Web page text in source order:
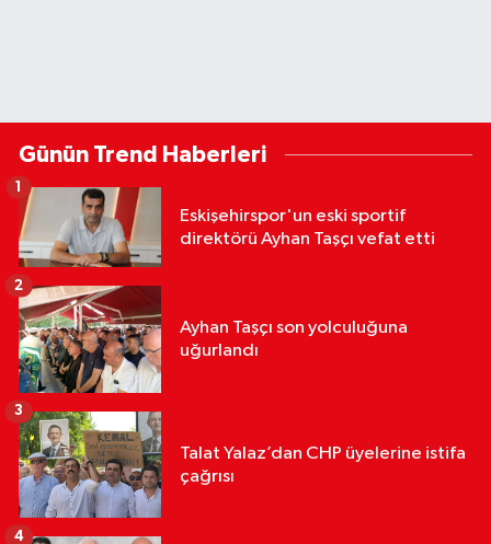
Günün Trend Haberleri
Eskişehirspor'un eski sportif
direktörü Ayhan Taşçı vefat etti
1
Ayhan Taşçı son yolculuğuna
uğurlandı
2
Talat Yalaz’dan CHP üyelerine istifa
çağrısı
3
4